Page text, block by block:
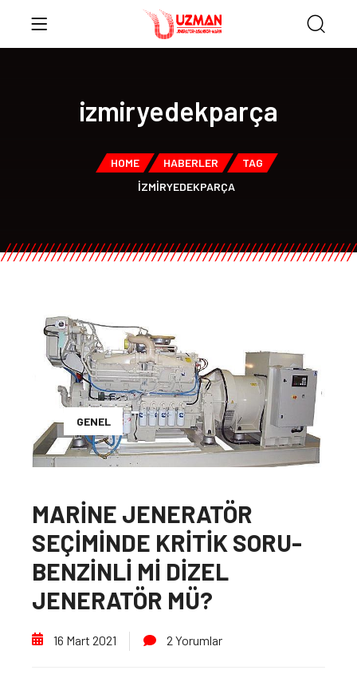
izmiryedekparça
HOME HABERLER
TAG
IZMIRYEDEKPARÇA
GENEL
MARİNE JENERATÖR
SEÇİMİNDE KRİTİK SORU-
BENZİNLİ Mİ DİZEL
JENERATÖR MÜ?
16 Mart 2021 2 Yorumlar